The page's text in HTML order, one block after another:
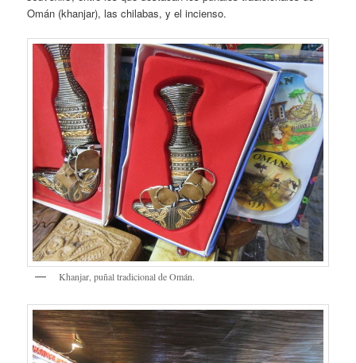
Omán (khanjar), las chilabas, y el incienso.
Khanjar, puñal tradicional de Omán.